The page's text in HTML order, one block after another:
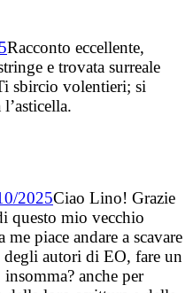
Racconto eccellente,
e trovata surreale
sbircio volentieri; si
2025Ciao Lino! Grazie
questo mio vecchio
me piace andare a scavare
autori di EO, fare un
anche per